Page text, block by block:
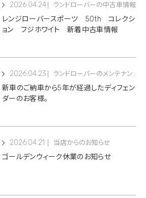
2026.04.24 ランドローバーの中古車情報
レンジローバースポーツ 50th コレクシ
ョン フジホワイト 新着中古車情報
2026.04.23 ランドローバーのメンテナンス
新車のご納車から5年が経過したディフェン
ダーのお客様。
2026.04.21 当店からのお知らせ
ゴールデンウィーク休業のお知らせ